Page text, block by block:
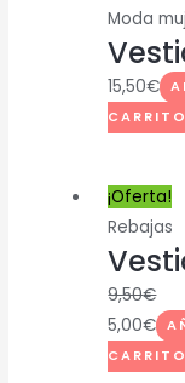
Moda
15,50€
CARRITO
¡Oferta!
Rebajas
9,50€
5,00€
CARRITO